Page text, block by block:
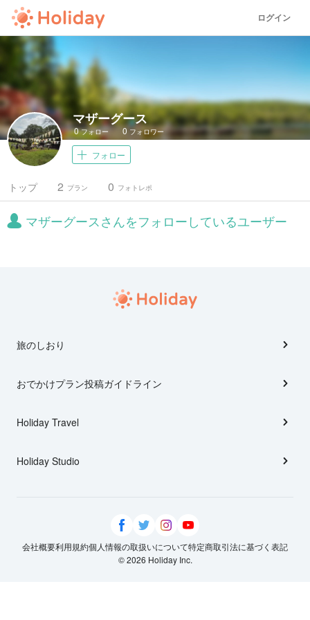
ログイン
マザーグース
0フォロー 0 フォロワー
フォロー
トップ プラン
2 フォトレポ
0
マザーグースさんをフォローしているユーザー
旅のしおり
おでかけプラン投稿ガイドライン
Holiday Travel
Holiday Studio
会社概要利用規約個人情報の取扱いについて特定商取引法に基づく表記
© 2026 Holiday Inc.